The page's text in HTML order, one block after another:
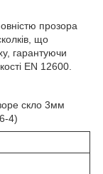
прозора
що
гарантуючи
EN 12600.
скло 3мм
4)